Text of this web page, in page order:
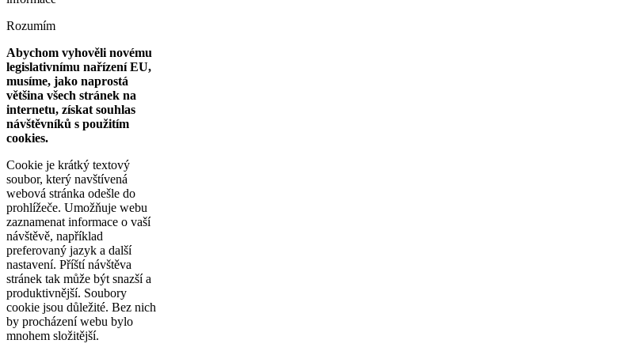
Rozumím
Abychom vyhověli novému
legislativnímu nařízení EU,
musíme, jako naprostá
většina všech stránek na
internetu, získat souhlas
návštěvníků s použitím
cookies.
Cookie je krátký textový
soubor, který navštívená
webová stránka odešle do
prohlížeče. Umožňuje webu
zaznamenat informace o vaší
návštěvě, například
preferovaný jazyk a další
nastavení. Příští návštěva
stránek tak může být snazší a
produktivnější. Soubory
cookie jsou důležité. Bez nich
by procházení webu bylo
mnohem složitější.